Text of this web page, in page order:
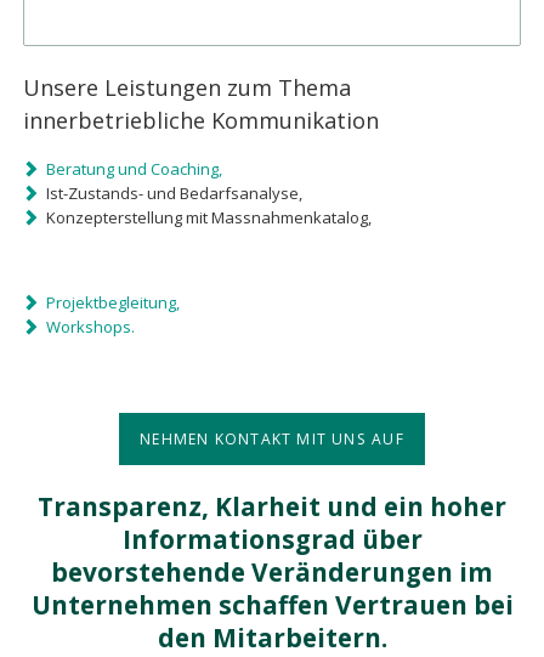
Unsere Leistungen zum Thema
innerbetriebliche Kommunikation
Beratung und Coaching,
Ist-Zustands- und Bedarfsanalyse,
Konzepterstellung mit Massnahmenkatalog,
Projektbegleitung,
Workshops.
NEHMEN KONTAKT MIT UNS AUF
Transparenz, Klarheit und ein hoher
Informationsgrad über
bevorstehende Veränderungen im
Unternehmen schaffen Vertrauen bei
den Mitarbeitern.